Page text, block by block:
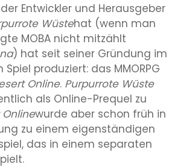
Entwickler und Herausgeber
Wüstehat (wenn man
MOBA nicht mitzählt
) hat seit seiner Gründung im
Spiel produziert: das MMORPG
Online. Purpurrote Wüste
als Online-Prequel zu
wurde aber schon früh in
zu einem eigenständigen
das in einem separaten